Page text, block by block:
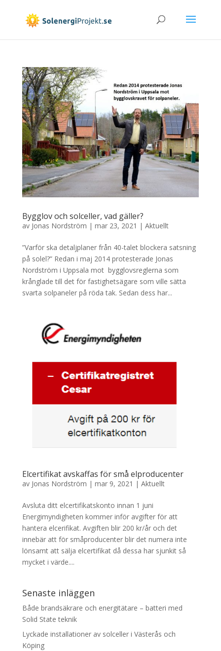
Bygglov och solceller, vad gäller?
av Jonas Nordström | mar 23, 2021 | Aktuellt
”Varför ska detaljplaner från 40-talet blockera satsning
på solel?” Redan i maj 2014 protesterade Jonas
Nordström i Uppsala mot bygglovsreglerna som
krånglade till det för fastighetsägare som ville sätta
svarta solpaneler på röda tak. Sedan dess har...
Elcertifikat avskaffas för små elproducenter
av Jonas Nordström | mar 9, 2021 | Aktuellt
Avsluta ditt elcertifikatskonto innan 1 juni
Energimyndigheten kommer inför avgifter för att
hantera elcerifikat. Avgiften blir 200 kr/år och det
innebär att för småproducenter blir det numera inte
lönsamt att sälja elcertifikat då dessa har sjunkit så
mycket i värde....
Senaste inläggen
Både brandsäkrare och energitätare – batteri med
Solid State teknik
Lyckade installationer av solceller i Västerås och
Köping